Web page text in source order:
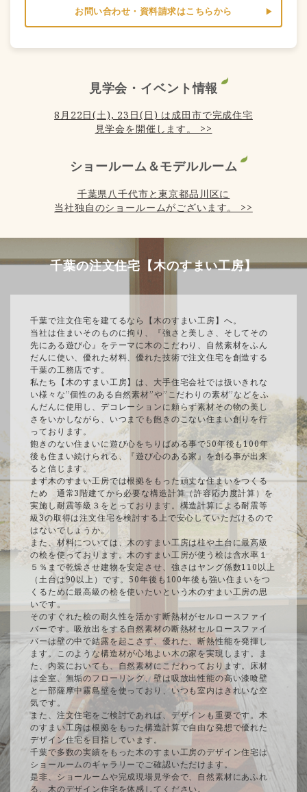
お問い合わせ・資料請求はこちらから
見学会・イベント情報
8月22日(土), 23日(日) は成田市で完成住宅
見学会を開催します。 >>
ショールーム＆モデルルーム
千葉県八千代市と東京都品川区に
当社独自のショールームがございます。 >>
千葉の注文住宅【木のすまい工房】
千葉で注文住宅を建てるなら【木のすまい工房】へ。
当社は住まいそのものに拘り、『強さと美しさ、そしてその
先にある遊び心』をテーマに木のこだわり、自然素材をふん
だんに使い、優れた材料、優れた技術で注文住宅を創造する
千葉の工務店です。
私たち【木のすまい工房】は、大手住宅会社では扱いきれな
い様々な”個性のある自然素材”や”こだわりの素材”などをふ
んだんに使用し、デコレーションに頼らず素材その物の美し
さをいかしながら、いつまでも飽きのこない住まい創りを行
っております。
飽きのない住まいに遊び心をちりばめる事で50年後も100年
後も住まい続けられる、『遊び心のある家』を創る事が出来
ると信じます。
まず木のすまい工房では根拠をもった頑丈な住まいをつくる
ため 通常3階建てから必要な構造計算（許容応力度計算）を
実施し耐震等級３をとっております。構造計算による耐震等
級3の取得は注文住宅を検討する上で安心していただけるので
はないでしょうか。
また、材料については、木のすまい工房は柱や土台に最高級
の桧を使っております。木のすまい工房が使う桧は含水率１
５％まで乾燥させ建物を安定させ、強さはヤング係数110以上
（土台は90以上）です。50年後も100年後も強い住まいをつ
くるために最高級の桧を使いたいという木のすまい工房の思
いです。
そのすぐれた桧の耐久性を活かす断熱材がセルロースファイ
バーです。吸放出をする自然素材の断熱材セルロースファイ
バーは壁の中で結露を起こさず、優れた、断熱性能を発揮し
ます。このような構造材が心地よい木の家を実現します。ま
た、内装においても、自然素材にこだわっております。床材
は全室、無垢のフローリング、壁は吸放出性能の高い漆喰壁
と一部薩摩中霧島壁を使っており、いつも室内はきれいな空
気です。
また、注文住宅をご検討であれば、デザインも重要です。木
のすまい工房は根拠をもった構造計算で自由な発想で優れた
デザイン住宅を目指しています。
千葉で多数の実績をもった木のすまい工房のデザイン住宅は
ショールームのギャラリーでご確認いただけます。
是非、ショールームや完成現場見学会で、自然素材にあふれ
る、木のデザイン住宅を体感してください。